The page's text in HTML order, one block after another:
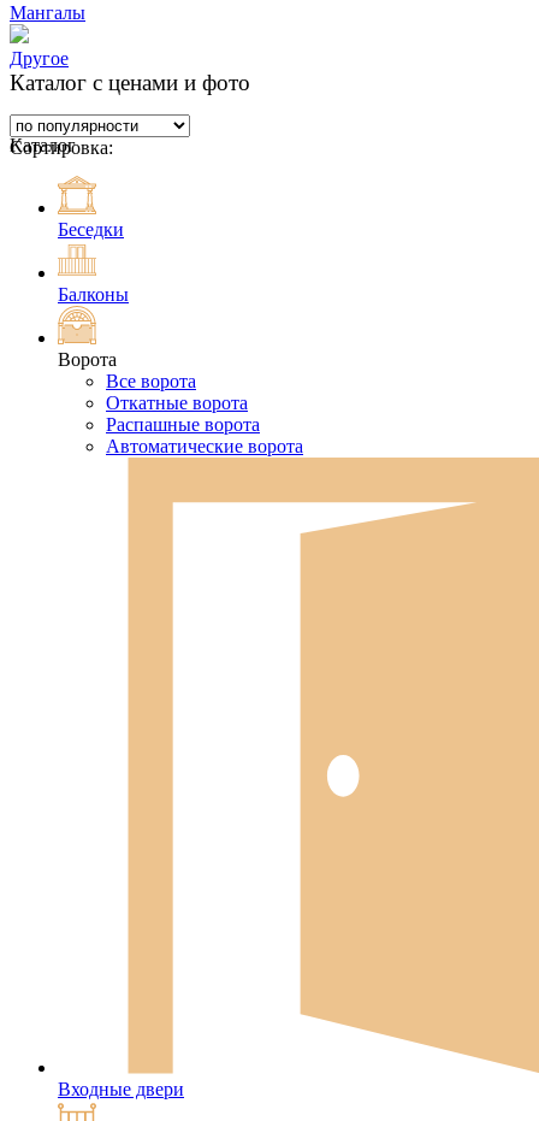
Мангалы
Другое
Каталог с ценами и фото
Сортировка:
Каталог
Беседки
Балконы
Ворота
Все ворота
Откатные ворота
Распашные ворота
Автоматические ворота
Входные двери